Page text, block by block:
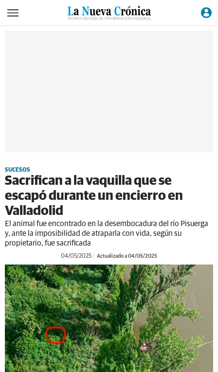
SUCESOS
Sacrifican a la vaquilla que se
escapó durante un encierro en
Valladolid
El animal fue encontrado en la desembocadura del río Pisuerga
y, ante la imposibilidad de atraparla con vida, según su
propietario, fue sacrificada
04/05/2025 Actualizado a 04/05/2025